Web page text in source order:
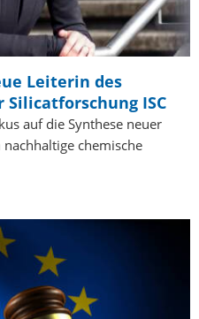
Leiterin des
ISC
auf die Synthese neuer
chemische